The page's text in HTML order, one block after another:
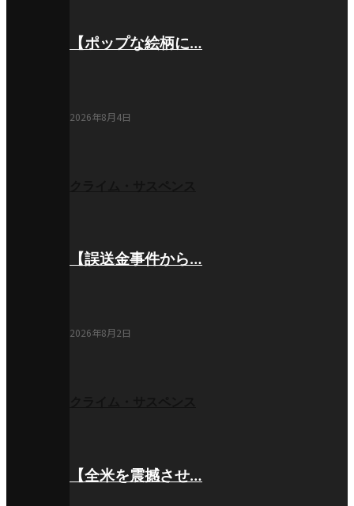
【ポップな絵柄に…
2026年8月4日
【誤送金事件から…
2026年8月2日
【全米を震撼させ…